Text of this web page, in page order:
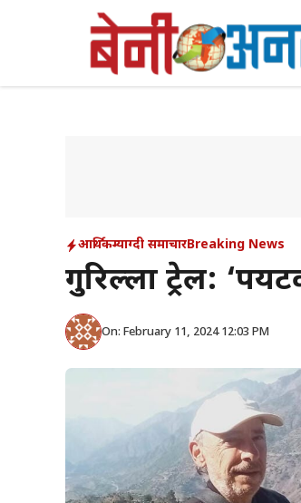
आर्थिकम्याग्दी समाचारBreaking News
गुरिल्ला ट्रेल:
On: February 11, 2024 12:03 PM